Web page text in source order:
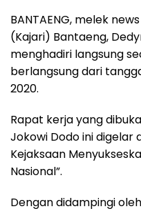
BANTAENG, melek
(Kajari) Bantaeng,
menghadiri langsung
berlangsung dari
2020.
Rapat kerja yang
Jokowi Dodo ini digelar
Kejaksaan
Nasional”.
Dengan didampingi